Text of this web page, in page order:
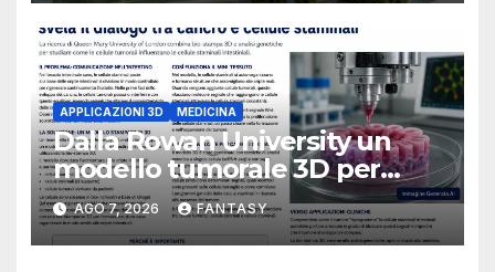
APPLICAZIONI 3D MEDICINA
Dalla Rowan University un
modello tumorale 3D per
studiare il dialogo tra cancro
e cellule staminali
AGO 7, 2026 FANTASY